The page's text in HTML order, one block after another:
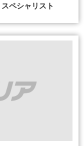
ペシャリスト